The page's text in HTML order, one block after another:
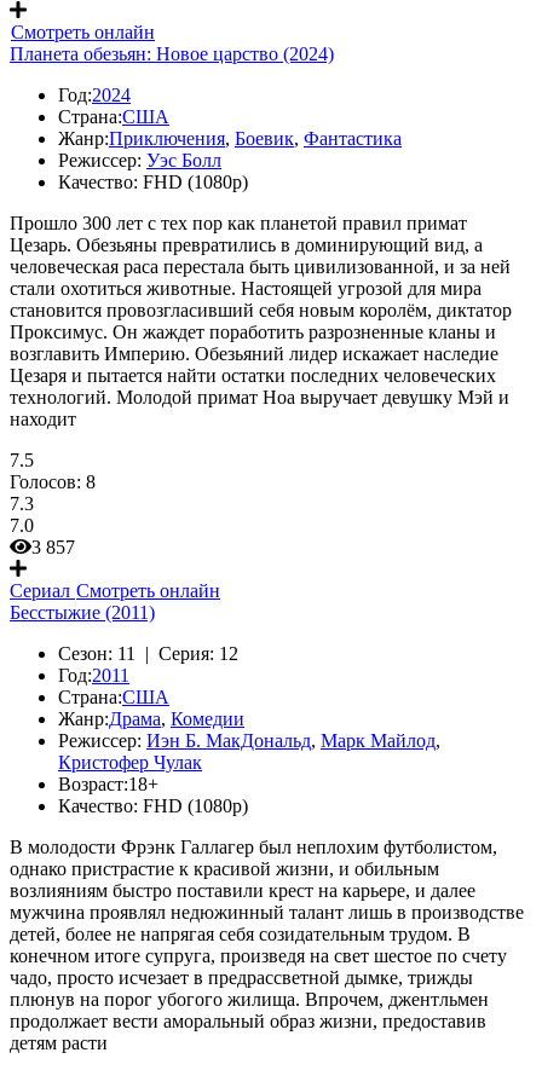
Смотреть онлайн
Планета обезьян: Новое царство (2024)
Год:2024
Страна:США
Жанр:Приключения, Боевик, Фантастика
Режиссер: Уэс Болл
Качество: FHD (1080p)
Прошло 300 лет с тех пор как планетой правил примат
Цезарь. Обезьяны превратились в доминирующий вид, а
человеческая раса перестала быть цивилизованной, и за ней
стали охотиться животные. Настоящей угрозой для мира
становится провозгласивший себя новым королём, диктатор
Проксимус. Он жаждет поработить разрозненные кланы и
возглавить Империю. Обезьяний лидер искажает наследие
Цезаря и пытается найти остатки последних человеческих
технологий. Молодой примат Ноа выручает девушку Мэй и
находит
7.5
Голосов: 8
7.3
7.0
3 857
Сериал Смотреть онлайн
Бесстыжие (2011)
Сезон: 11 | Серия: 12
Год:2011
Страна:США
Жанр:Драма, Комедии
Режиссер: Иэн Б. МакДональд, Марк Майлод,
Кристофер Чулак
Возраст:18+
Качество: FHD (1080p)
В молодости Фрэнк Галлагер был неплохим футболистом,
однако пристрастие к красивой жизни, и обильным
возлияниям быстро поставили крест на карьере, и далее
мужчина проявлял недюжинный талант лишь в производстве
детей, более не напрягая себя созидательным трудом. В
конечном итоге супруга, произведя на свет шестое по счету
чадо, просто исчезает в предрассветной дымке, трижды
плюнув на порог убогого жилища. Впрочем, джентльмен
продолжает вести аморальный образ жизни, предоставив
детям расти